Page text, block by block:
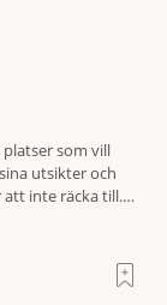
som vill
utsikter och
inte räcka till.